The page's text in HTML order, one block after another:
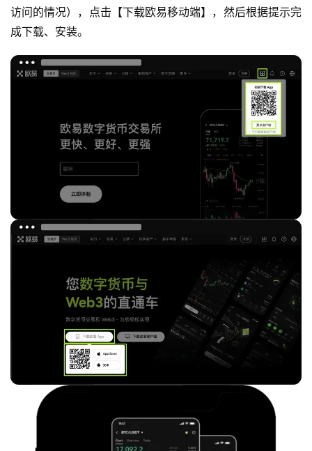
访问的情况），点击【下载欧易移动端】，然后根据提示完
成下载、安装。